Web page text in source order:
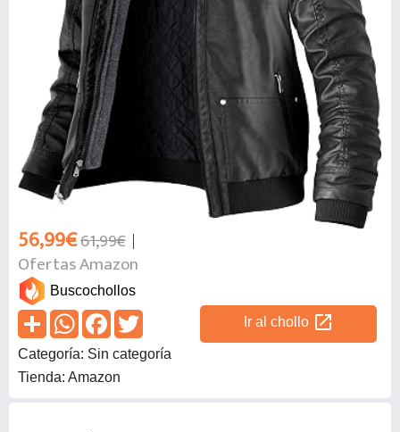
56,99€61,99€
Ofertas Amazon
Buscochollos
Ir al chollo open_in_new
Categoría: Sin categoría
Tienda: Amazon